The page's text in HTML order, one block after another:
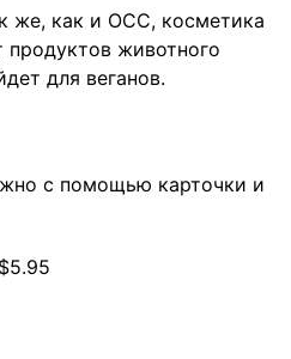
же, как и OCC, косметика
продуктов животного
для веганов.
с помощью карточки и